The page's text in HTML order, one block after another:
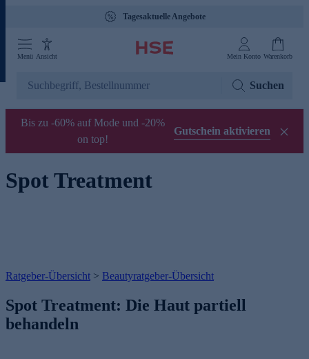
Tagesaktuelle Angebote
Menü Ansicht Mein Konto Warenkorb
Suchen
Bis zu -60% auf Mode und -20%
on top!
Gutschein aktivieren
Spot Treatment
Ratgeber-Übersicht > Beautyratgeber-Übersicht
Spot Treatment: Die Haut partiell
behandeln